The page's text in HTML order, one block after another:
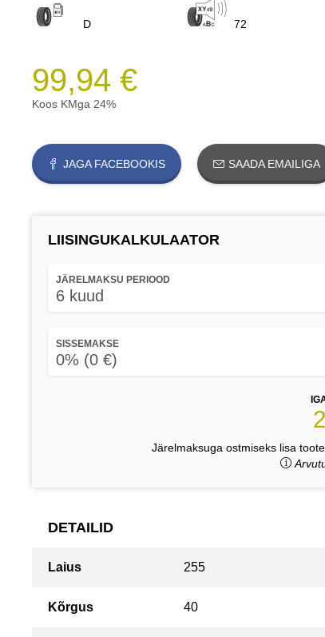
D 72
99,94 €
Koos KMga 24%
JAGA FACEBOOKIS SAADA EMAILIGA
LIISINGUKALKULAATOR
JÄRELMAKSU PERIOOD
6 kuud
SISSEMAKSE
0% (0 €)
Järelmaksuga ostmiseks lisa
DETAILID
Laius 255
Kõrgus 40